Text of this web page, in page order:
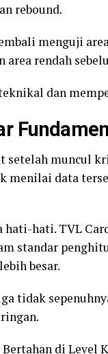
rebound.
menguji
rendah
dan
muncul
menilai data
hati-hati. TVL
standar
besar.
tidak
Bertahan di Level